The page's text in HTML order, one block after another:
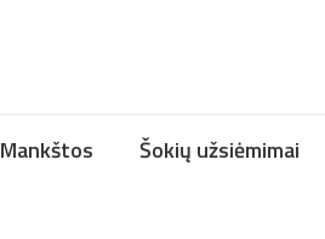
Mankštos Šokių užsiėmimai
ŠOKIO